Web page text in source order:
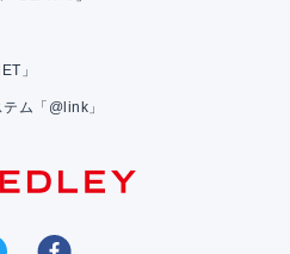
」
ム「@link」